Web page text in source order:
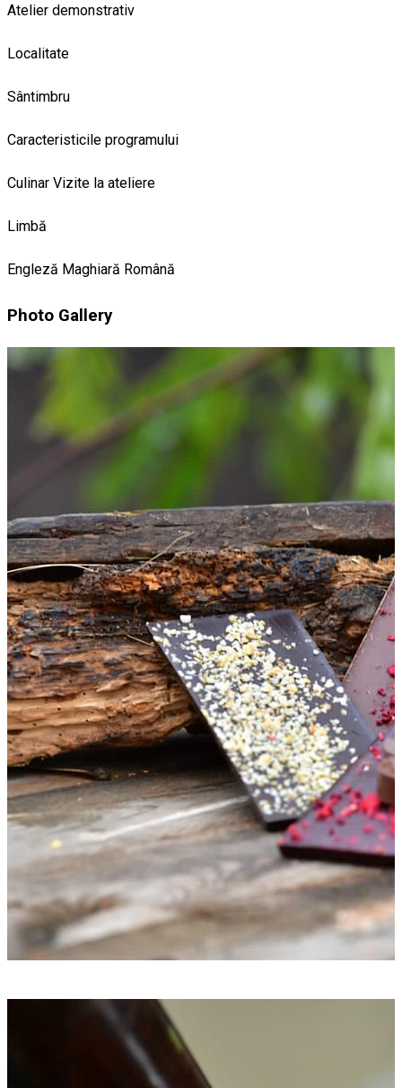
Atelier demonstrativ
Localitate
Sântimbru
Caracteristicile programului
Culinar Vizite la ateliere
Limbă
Engleză Maghiară Română
Photo Gallery